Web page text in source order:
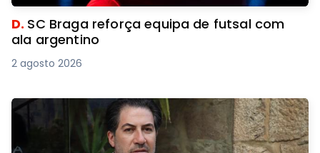
D. SC Braga reforça equipa de futsal com
ala argentino
2 agosto 2026